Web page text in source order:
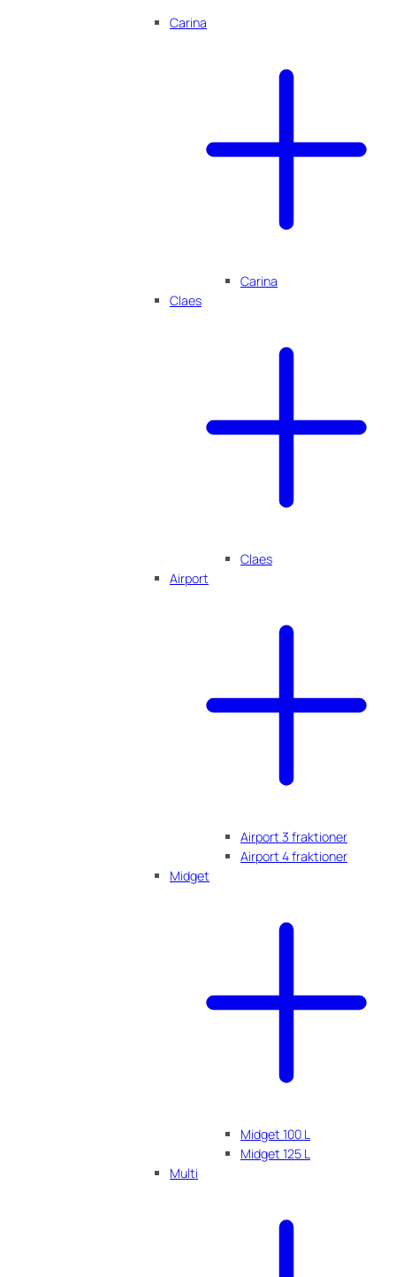
Carina
Carina
Claes
Claes
Airport
Airport 3 fraktioner
Airport 4 fraktioner
Midget
Midget 100 L
Midget 125 L
Multi